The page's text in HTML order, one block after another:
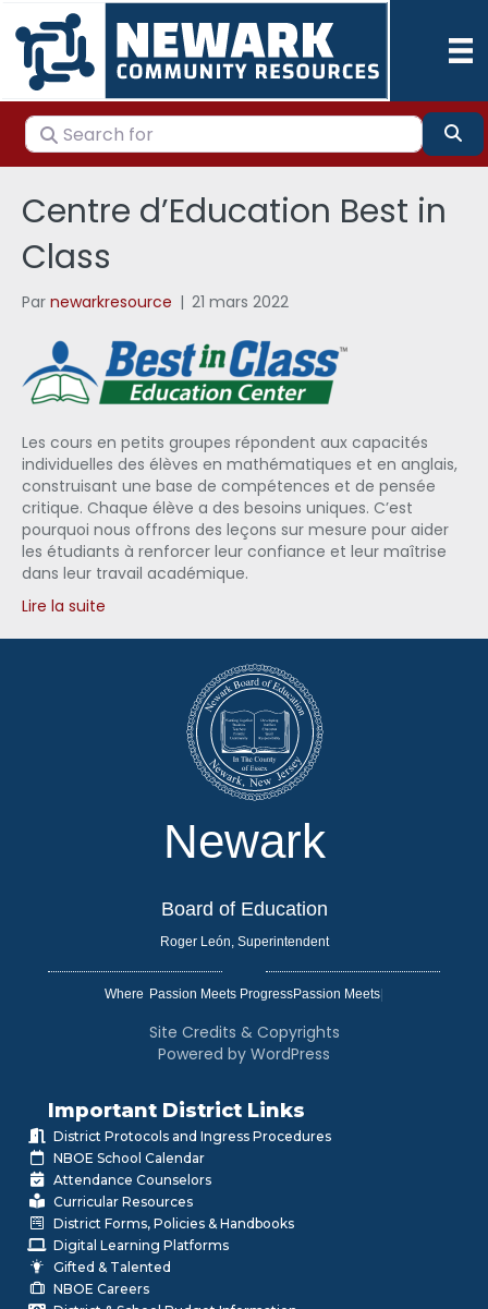
Search for
Centre d’Education Best in
Class
Par newarkresource | 21 mars 2022
Les cours en petits groupes répondent aux capacités
individuelles des élèves en mathématiques et en anglais,
construisant une base de compétences et de pensée
critique. Chaque élève a des besoins uniques. C’est
pourquoi nous offrons des leçons sur mesure pour aider
les étudiants à renforcer leur confiance et leur maîtrise
dans leur travail académique.
Lire la suite
Newark
Board of Education
Roger León, Superintendent
Where
Site Credits & Copyrights
Powered by WordPress
Important District Links
District Protocols and Ingress Procedures
NBOE School Calendar
Attendance Counselors
Curricular Resources
District Forms, Policies & Handbooks
Digital Learning Platforms
Gifted & Talented
NBOE Careers